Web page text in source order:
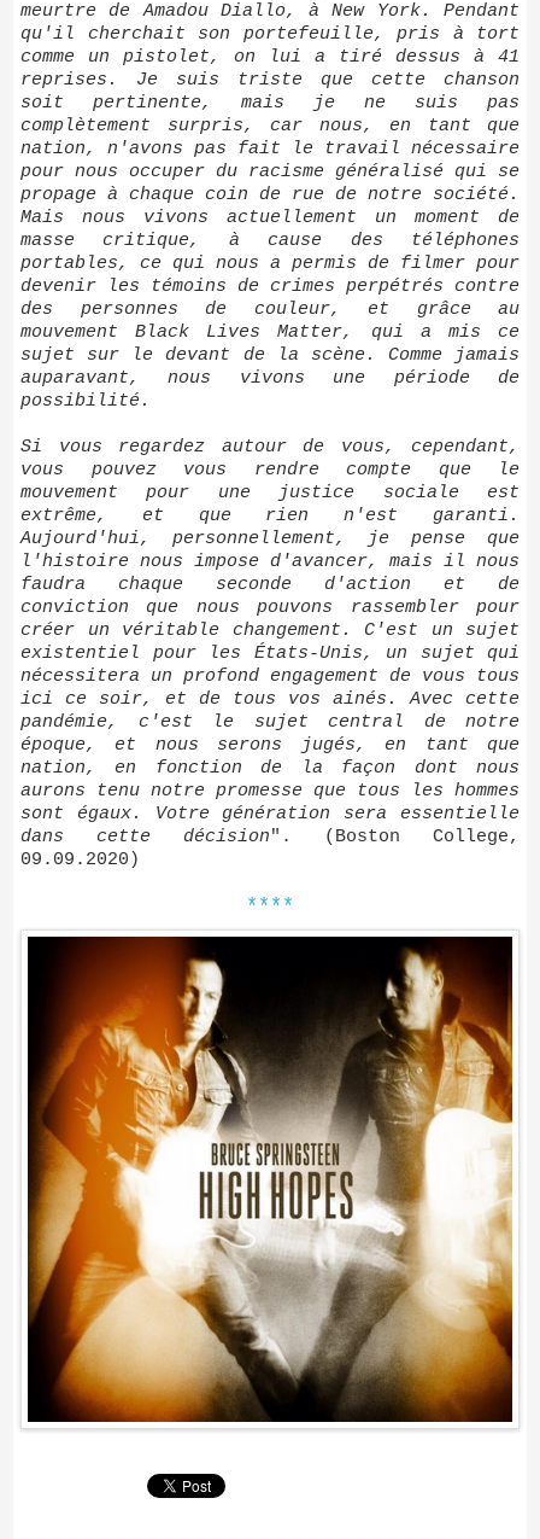
meurtre de Amadou Diallo, à New York. Pendant
qu'il cherchait son portefeuille, pris à tort
comme un pistolet, on lui a tiré dessus à 41
reprises. Je suis triste que cette chanson
soit pertinente, mais je ne suis pas
complètement surpris, car nous, en tant que
nation, n'avons pas fait le travail nécessaire
pour nous occuper du racisme généralisé qui se
propage à chaque coin de rue de notre société.
Mais nous vivons actuellement un moment de
masse critique, à cause des téléphones
portables, ce qui nous a permis de filmer pour
devenir les témoins de crimes perpétrés contre
des personnes de couleur, et grâce au
mouvement Black Lives Matter, qui a mis ce
sujet sur le devant de la scène. Comme jamais
auparavant, nous vivons une période de
possibilité.
Si vous regardez autour de vous, cependant,
vous pouvez vous rendre compte que le
mouvement pour une justice sociale est
extrême, et que rien n'est garanti.
Aujourd'hui, personnellement, je pense que
l'histoire nous impose d'avancer, mais il nous
faudra chaque seconde d'action et de
conviction que nous pouvons rassembler pour
créer un véritable changement. C'est un sujet
existentiel pour les États-Unis, un sujet qui
nécessitera un profond engagement de vous tous
ici ce soir, et de tous vos ainés. Avec cette
pandémie, c'est le sujet central de notre
époque, et nous serons jugés, en tant que
nation, en fonction de la façon dont nous
aurons tenu notre promesse que tous les hommes
sont égaux. Votre génération sera essentielle
dans cette décision". (Boston College,
09.09.2020)
****